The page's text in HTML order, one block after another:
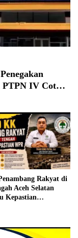
PTPN IV Cot
Rakyat di
Aceh Selatan
Kepastian